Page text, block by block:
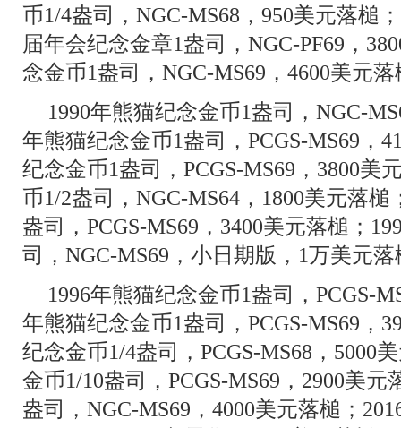
币1/4盎司，NGC-MS68，950美元落槌
届年会纪念金章1盎司，NGC-PF69，
念金币1盎司，NGC-MS69，4600美元
1990年熊猫纪念金币1盎司，NGC-
年熊猫纪念金币1盎司，PCGS-MS69，
纪念金币1盎司，PCGS-MS69，3800美
币1/2盎司，NGC-MS64，1800美元落
盎司，PCGS-MS69，3400美元落槌；
司，NGC-MS69，小日期版，1万美元落
1996年熊猫纪念金币1盎司，PCGS-
年熊猫纪念金币1盎司，PCGS-MS69，
纪念金币1/4盎司，PCGS-MS68，5000
金币1/10盎司，PCGS-MS69，2900美
盎司，NGC-MS69，4000美元落槌；